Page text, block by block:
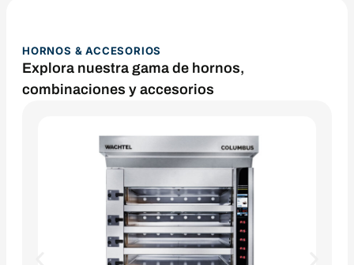
HORNOS & ACCESORIOS
Explora nuestra gama de hornos,
combinaciones y accesorios